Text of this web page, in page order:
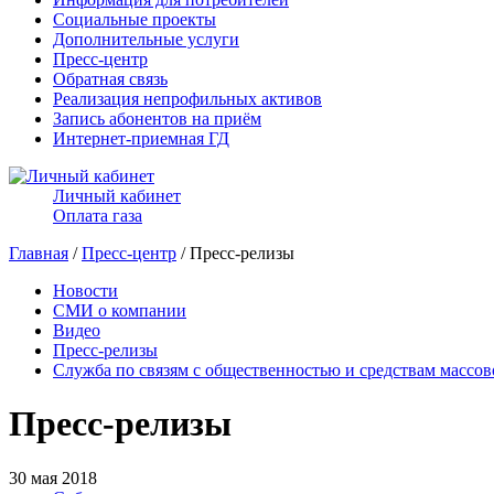
Социальные проекты
Дополнительные услуги
Пресс-центр
Обратная связь
Реализация непрофильных активов
Запись абонентов на приём
Интернет-приемная ГД
Личный кабинет
Оплата газа
Главная /Пресс-центр / Пресс-релизы
Новости
СМИ о компании
Видео
Пресс-релизы
Служба по связям с общественностью и средствам
Пресс-релизы
30 мая 2018